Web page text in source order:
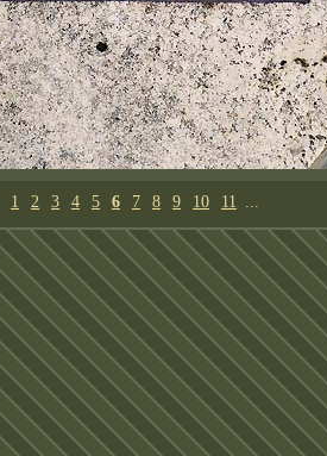
1 2 3 4 5 6 7 8 9 10 11